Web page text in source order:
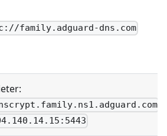
family.adguard-dns.com